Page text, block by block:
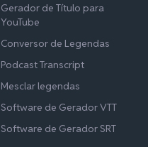
Gerador de Título para
YouTube
Conversor de Legendas
Podcast Transcript
Mesclar legendas
Software de Gerador VTT
Software de Gerador SRT